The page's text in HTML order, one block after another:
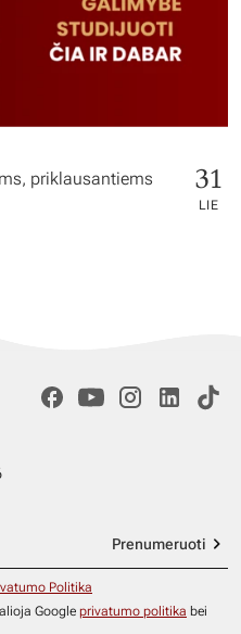
priklausantiems
31
LIE
Prenumeruoti
Politika
Google privatumo politika bei